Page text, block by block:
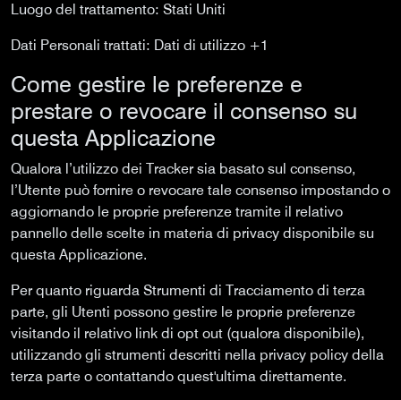
Luogo del trattamento: Stati Uniti
Dati Personali trattati: Dati di utilizzo +1
Come gestire le preferenze e
prestare o revocare il consenso su
questa Applicazione
Qualora l’utilizzo dei Tracker sia basato sul consenso,
l’Utente può fornire o revocare tale consenso impostando o
aggiornando le proprie preferenze tramite il relativo
pannello delle scelte in materia di privacy disponibile su
questa Applicazione.
Per quanto riguarda Strumenti di Tracciamento di terza
parte, gli Utenti possono gestire le proprie preferenze
visitando il relativo link di opt out (qualora disponibile),
utilizzando gli strumenti descritti nella privacy policy della
terza parte o contattando quest'ultima direttamente.